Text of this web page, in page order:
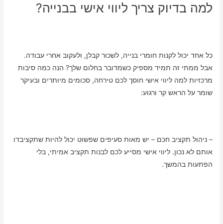
למה בדיוק צריך ליווי אישי בבנייה?
כל אחד יכול לקנות חומרי בנייה, לשכור קבלן, ולעקוב אחרי עבודה.
אבל ממתי זה תמיד מספיק כשמדובר בחלום שלך? הנה כמה סיבות
מרכזיות למה ליווי אישי חוסך לכם טירחה, סכומים מיותרים ובעיקר
שומר על הראש קר ורגוע:
– ניהול תקציב חכם – יש מאות סעיפים שפשוט יכול להיות שתקציבדו
אותם לא נכון. ליווי אישי מסייע לכם לבנות תקציב אמיתי, בלי
הפתעות בהמשך.